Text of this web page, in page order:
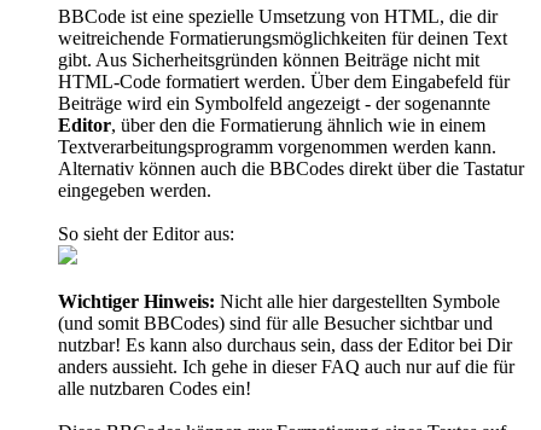
BBCode ist eine spezielle Umsetzung von HTML, die dir
weitreichende Formatierungsmöglichkeiten für deinen Text
gibt. Aus Sicherheitsgründen können Beiträge nicht mit
HTML-Code formatiert werden. Über dem Eingabefeld für
Beiträge wird ein Symbolfeld angezeigt - der sogenannte
Editor, über den die Formatierung ähnlich wie in einem
Textverarbeitungsprogramm vorgenommen werden kann.
Alternativ können auch die BBCodes direkt über die Tastatur
eingegeben werden.
So sieht der Editor aus:
Wichtiger Hinweis: Nicht alle hier dargestellten Symbole
(und somit BBCodes) sind für alle Besucher sichtbar und
nutzbar! Es kann also durchaus sein, dass der Editor bei Dir
anders aussieht. Ich gehe in dieser FAQ auch nur auf die für
alle nutzbaren Codes ein!